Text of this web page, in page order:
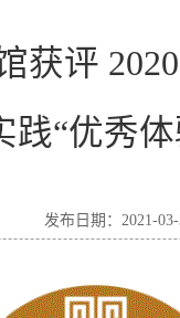
获评
践“优秀
发布日期：2021-